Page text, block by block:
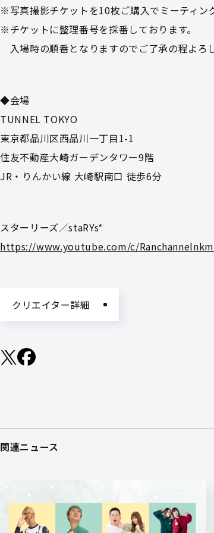
※写真撮影チケットを10枚ご購入でミーティン
※チケットに整理番号を採番しております。
入場時の順番となりますのでご了承の程よろ
◆会場
TUNNEL TOKYO
東京都品川区西品川一丁目1-1
住友不動産大崎ガーデンタワー9階
JR・りんかい線 大崎駅南口 徒歩6分
スターリーズ／staRYs*
https://www.youtube.com/c/
クリエイター詳細
関連ニュース